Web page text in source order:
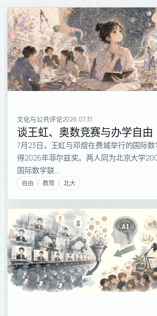
文化与公共评论2026.07.31
谈王虹、奥数竞赛与办学自由
7月23日，王虹与邓煜在费城举行的国际
得2026年菲尔兹奖。两人同为北京大学
国际数学联…
自由 教育 北大